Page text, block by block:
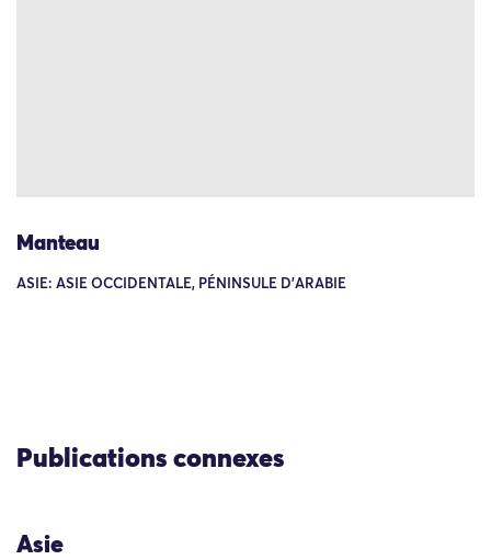
Manteau
ASIE: ASIE OCCIDENTALE, PÉNINSULE D'ARABIE
Publications connexes
Asie